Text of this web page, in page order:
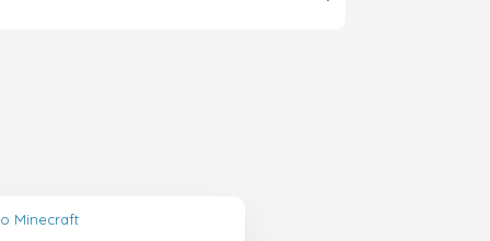
Minecraft